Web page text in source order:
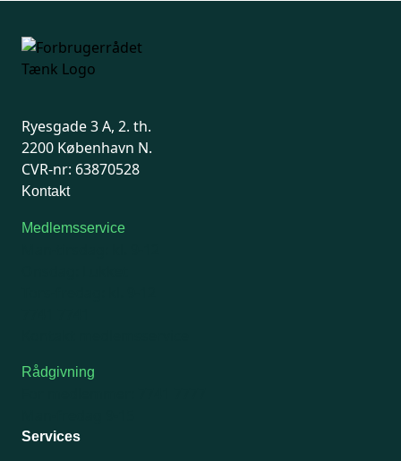
Ryesgade 3 A, 2. th.
2200 København N.
CVR-nr: 63870528
Kontakt
Medlemsservice
Rådgivning
Services